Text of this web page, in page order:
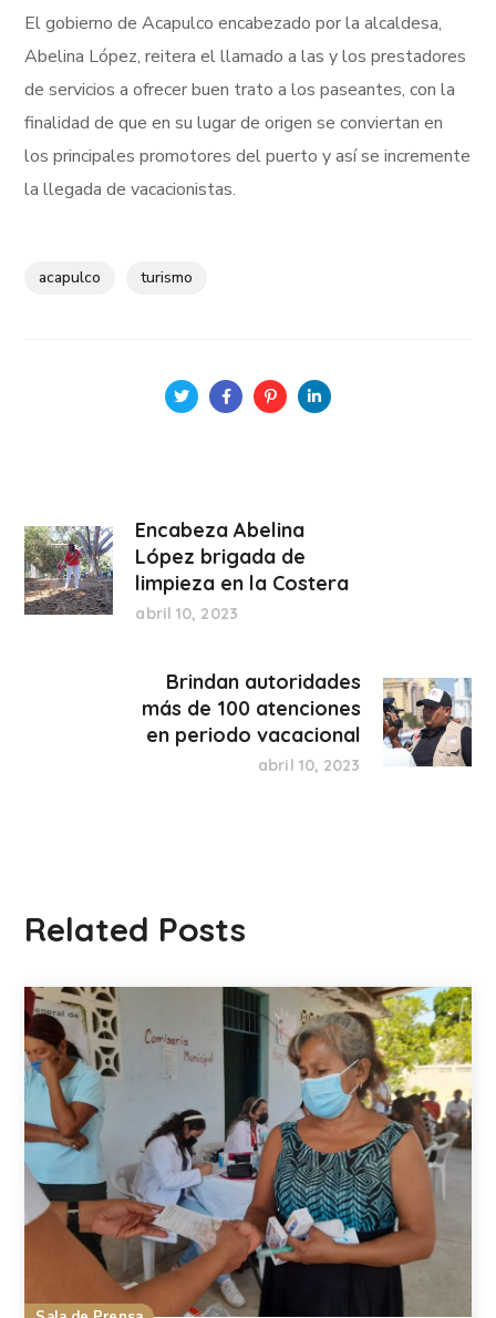
El gobierno de Acapulco encabezado por la alcaldesa,
Abelina López, reitera el llamado a las y los prestadores
de servicios a ofrecer buen trato a los paseantes, con la
finalidad de que en su lugar de origen se conviertan en
los principales promotores del puerto y así se incremente
la llegada de vacacionistas.
acapulco turismo
Encabeza Abelina
López brigada de
limpieza en la Costera
abril 10, 2023
Brindan autoridades
más de 100 atenciones
en periodo vacacional
abril 10, 2023
Related Posts